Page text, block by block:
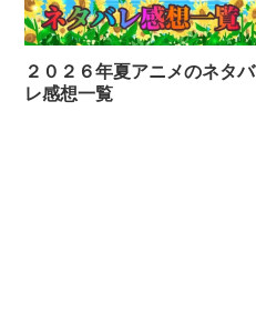
２０２６年夏アニメのネタバ
レ感想一覧